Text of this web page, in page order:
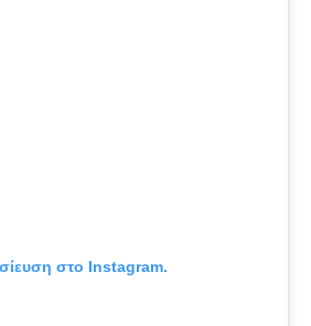
στο Instagram.